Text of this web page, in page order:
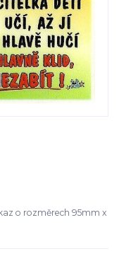
o rozměrech 95mm x